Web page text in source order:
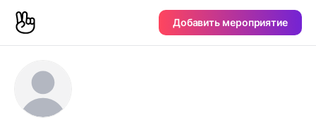
Добавить мероприятие